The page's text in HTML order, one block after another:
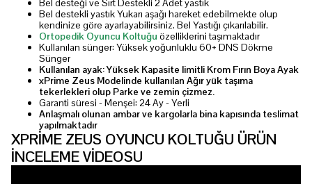
Bel desteği ve Sırt Destekli 2 Adet yastık
Bel destekli yastık Yukarı aşağı hareket edebilmekte olup
kendinize göre ayarlayabilirsiniz. Bel Yastığı çıkarılabilir.
Ortopedik Oyuncu Koltuğu özelliklerini taşımaktadır
Kullanılan sünger: Yüksek yoğunluklu 60+ DNS Dökme
Sünger
Kullanılan ayak: Yüksek Kapasite limitli Krom Fırın Boya Ayak
xPrime Zeus Modelinde kullanılan Ağır yük taşıma
tekerlekleri olup Parke ve zemin çizmez.
Garanti süresi - Menşei: 24 Ay - Yerli
Anlaşmalı olunan ambar ve kargolarla bina kapısında teslimat
yapılmaktadır
XPRİME ZEUS OYUNCU KOLTUĞU ÜRÜN
İNCELEME VİDEOSU